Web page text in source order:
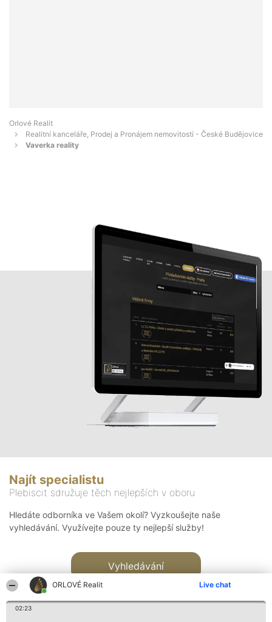
ORLOVÉ Realit Live chat
02:23
Orlové Realit
Realitní kanceláře, Prodej a Pronájem nemovitostí - České Budějovice
Vaverka reality
Najít specialistu
Plebiscit sdružuje těch nejlepších v oboru
Hledáte odborníka ve Vašem okolí? Vyzkoušejte naše
vyhledávání. Využívejte pouze ty nejlepší služby!
Vyhledávání